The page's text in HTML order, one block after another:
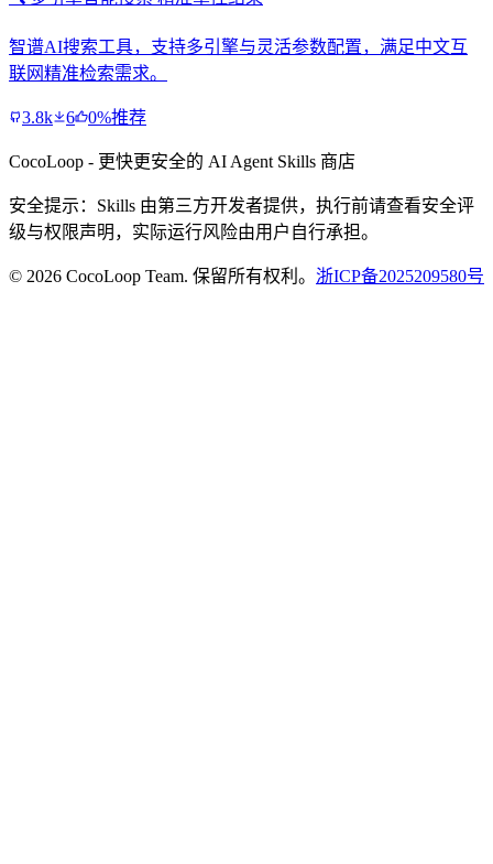
智谱AI搜索工具，支持多引擎与灵活参数配置，满足中文互
联网精准检索需求。
3.8k 6 0%推荐
CocoLoop - 更快更安全的 AI Agent Skills 商店
安全提示：Skills 由第三方开发者提供，执行前请查看安全评
级与权限声明，实际运行风险由用户自行承担。
© 2026 CocoLoop Team. 保留所有权利。 浙ICP备2025209580号